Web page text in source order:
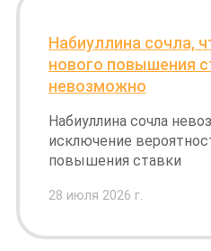
Набиуллина сочла,
нового повышения
невозможно
Набиуллина сочла
исключение
повышения ставки
28 июля 2026 г.